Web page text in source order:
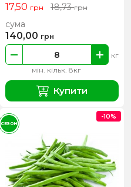
17,50 грн 18,73грн
мін. кільк. 8кг
кг
сума
140,00 грн
Купити
-10%
СЕЗОН